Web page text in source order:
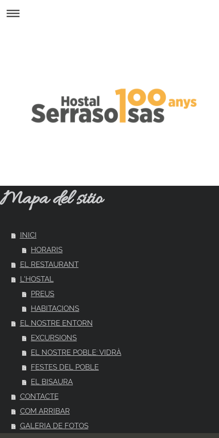
Mapa del sitio
INICI
HORARIS
EL RESTAURANT
L'HOSTAL
PREUS
HABITACIONS
EL NOSTRE ENTORN
EXCURSIONS
EL NOSTRE POBLE: VIDRÀ
FESTES DEL POBLE
EL BISAURA
CONTACTE
COM ARRIBAR
GALERIA DE FOTOS